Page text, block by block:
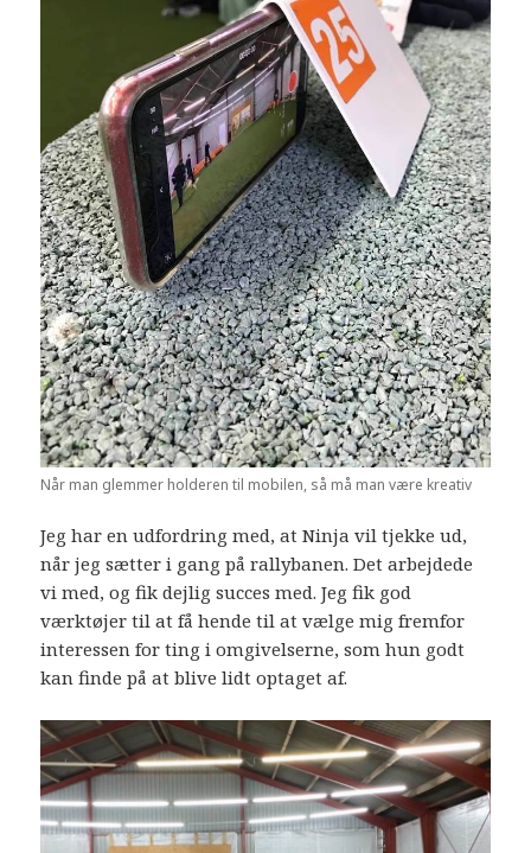
Når man glemmer holderen til mobilen, så må man være kreativ
Jeg har en udfordring med, at Ninja vil tjekke ud,
når jeg sætter i gang på rallybanen. Det arbejdede
vi med, og fik dejlig succes med. Jeg fik god
værktøjer til at få hende til at vælge mig fremfor
interessen for ting i omgivelserne, som hun godt
kan finde på at blive lidt optaget af.